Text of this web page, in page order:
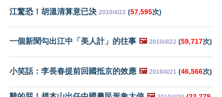
江驚恐！胡溫清算意已決 2010/4/22 (57,595次)
一個新聞勾出江中「美人計」的往事 🖼️ 2010/4/22 (59,717次)
小笑話：李長春提前回國抵京的效應 🖼️ 2010/4/21 (46,566次)